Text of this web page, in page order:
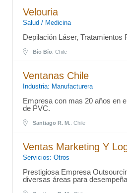
Velouria
Salud / Medicina
Depilación Láser,
Bío Bío . Chile
Ventanas Chile
Industria: Manufacturera
Empresa con mas 20 años en
de PVC.
Santiago R. M. . Chile
Ventas Marketing Y
Servicios: Otros
Prestigiosa Empresa
diversas áreas para